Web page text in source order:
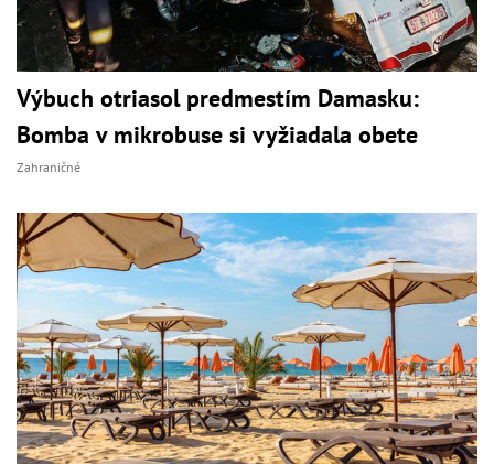
Výbuch otriasol predmestím Damasku:
Bomba v mikrobuse si vyžiadala obete
Zahraničné